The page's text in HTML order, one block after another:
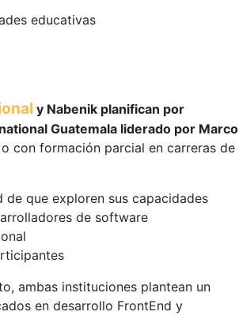
educativas
y Nabenik planifican por
Guatemala liderado por Marco
con formación parcial en carreras de
que exploren sus capacidades
de software
ambas instituciones plantean un
en desarrollo FrontEnd y